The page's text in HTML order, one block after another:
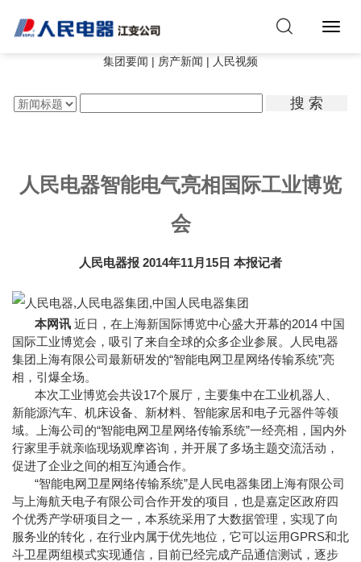
集团要闻 | 房产新闻 | 人民视频
搜 索
人民电器智能电气亮相国际工业博览
会
人民电器报 2014年11月15日 本报记者
本网讯 近日，在上海新国际博览中心盛大开幕的2014 中国
国际工业博览会，吸引了来自全球的众多企业参展。人民电器
集团上海有限公司最新研发的“智能电网卫星网络传输系统”亮
相，引爆全场。
本次工业博览会共设17个展厅，主要集中在工业机器人、
新能源汽车、机床设备、新材料、智能家居和电子元器件等领
域。上海公司的“智能电网卫星网络传输系统”一经亮相，国内外
行家里手就亲临现场观摩咨询，并开展了多场主题交流活动，
促进了企业之间的相互沟通合作。
“智能电网卫星网络传输系统”是人民电器集团上海有限公司
与上海航天电子有限公司合作开发的项目，也是嘉定区政府四
个优秀产学研项目之一，本系统采用了大数据管理，实现了向
服务业的转化，在行业内属于优先地位，它可以运用GPRS和北
斗卫星两组模式实现通信，目前已经完成产品通信测试，逐步